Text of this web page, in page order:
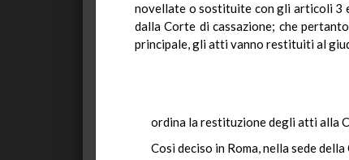
novellate o sostituite con gli articoli 3
dalla Corte di cassazione; che
principale, gli atti vanno restituiti al
ordina la restituzione degli atti alla
Così deciso in Roma, nella sede